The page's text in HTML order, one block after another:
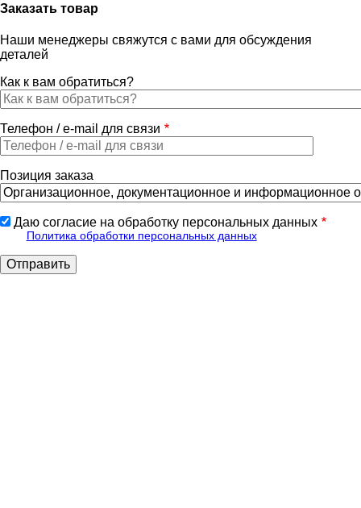
Заказать товар
Наши менеджеры свяжутся с вами для обсуждения
деталей
Как к вам обратиться?
Телефон / e-mail для связи
Позиция заказа
Даю согласие на обработку персональных данных
Политика обработки персональных данных